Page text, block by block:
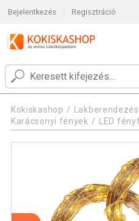
Bejelentkezés Regisztráció
Kokiskashop Lakberendezés
Karácsonyi fények
LED